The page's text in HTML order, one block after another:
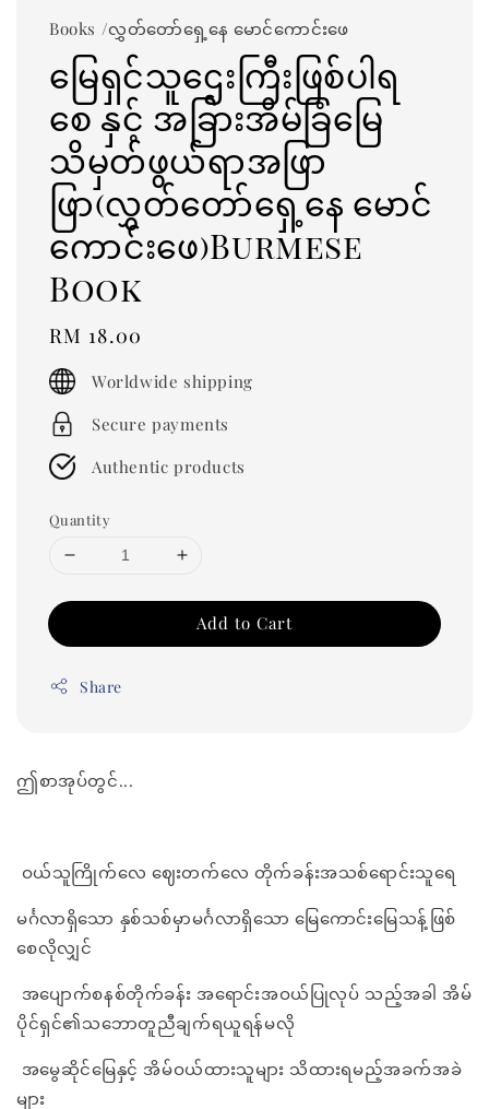
Books /လွှတ်တော်ရှေ့နေ မောင်ကောင်းဖေ
မြေရှင်သူဌေးကြီးဖြစ်ပါရ
စေ နှင့် အခြားအိမ်ခြံမြေ
သိမှတ်ဖွယ်ရာအဖြာ
ဖြာ(လွှတ်တော်ရှေ့နေ မောင်
ကောင်းဖေ)Burmese
Book
Regular
price
RM 18.00
Worldwide shipping
Secure payments
Authentic products
Quantity
Add to Cart
Share
ဤစာအုပ်တွင်...
ဝယ်သူကြိုက်လေ ဈေးတက်လေ တိုက်ခန်းအသစ်ရောင်းသူရေ
မင်္ဂလာရှိသော နှစ်သစ်မှာမင်္ဂလာရှိသော မြေကောင်းမြေသန့်ဖြစ်
စေလိုလျှင်
အပျောက်စနစ်တိုက်ခန်း အရောင်းအဝယ်ပြုလုပ် သည့်အခါ အိမ်
ပိုင်ရှင်၏သဘောတူညီချက်ရယူရန်မလို
အမွေဆိုင်မြေနှင့် အိမ်ဝယ်ထားသူများ သိထားရမည့်အခက်အခဲ
များ